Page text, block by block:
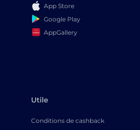
App Store
Google Play
AppGallery
Utile
Conditions de cashback